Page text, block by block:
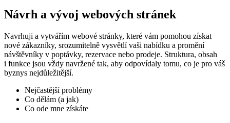
Návrh a vývoj webových stránek
Navrhuji a vytvářím webové stránky, které vám pomohou získat
nové zákazníky, srozumitelně vysvětlí vaši nabídku a promění
návštěvníky v poptávky, rezervace nebo prodeje. Struktura, obsah
i funkce jsou vždy navržené tak, aby odpovídaly tomu, co je pro váš
byznys nejdůležitější.
Nejčastější problémy
Co dělám (a jak)
Co ode mne získáte